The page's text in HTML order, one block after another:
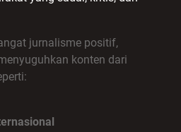
jurnalisme positif,
konten dari